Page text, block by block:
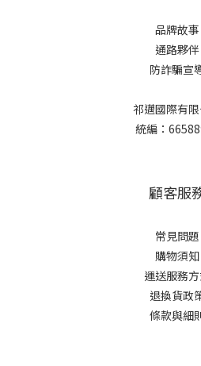
品牌故事
通路夥伴
防詐騙宣
祁邁國際有
統編：
顧客服
常見問題
購物須知
運送服務
退換貨政
條款與細